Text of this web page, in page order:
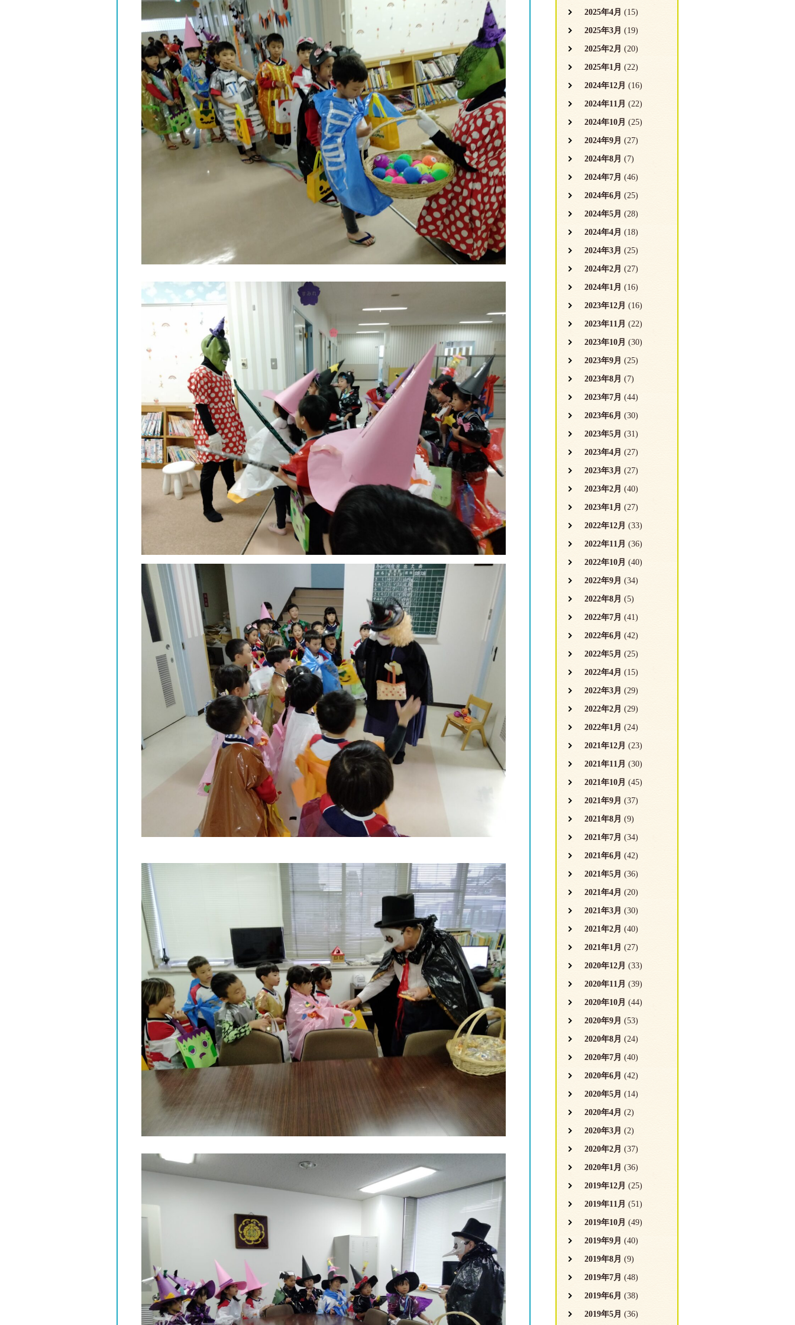
2025年4月 (15)
2025年3月 (19)
2025年2月 (20)
2025年1月 (22)
2024年12月 (16)
2024年11月 (22)
2024年10月 (25)
2024年9月 (27)
2024年8月 (7)
2024年7月 (46)
2024年6月 (25)
2024年5月 (28)
2024年4月 (18)
2024年3月 (25)
2024年2月 (27)
2024年1月 (16)
2023年12月 (16)
2023年11月 (22)
2023年10月 (30)
2023年9月 (25)
2023年8月 (7)
2023年7月 (44)
2023年6月 (30)
2023年5月 (31)
2023年4月 (27)
2023年3月 (27)
2023年2月 (40)
2023年1月 (27)
2022年12月 (33)
2022年11月 (36)
2022年10月 (40)
2022年9月 (34)
2022年8月 (5)
2022年7月 (41)
2022年6月 (42)
2022年5月 (25)
2022年4月 (15)
2022年3月 (29)
2022年2月 (29)
2022年1月 (24)
2021年12月 (23)
2021年11月 (30)
2021年10月 (45)
2021年9月 (37)
2021年8月 (9)
2021年7月 (34)
2021年6月 (42)
2021年5月 (36)
2021年4月 (20)
2021年3月 (30)
2021年2月 (40)
2021年1月 (27)
2020年12月 (33)
2020年11月 (39)
2020年10月 (44)
2020年9月 (53)
2020年8月 (24)
2020年7月 (40)
2020年6月 (42)
2020年5月 (14)
2020年4月 (2)
2020年3月 (2)
2020年2月 (37)
2020年1月 (36)
2019年12月 (25)
2019年11月 (51)
2019年10月 (49)
2019年9月 (40)
2019年8月 (9)
2019年7月 (48)
2019年6月 (38)
2019年5月 (36)